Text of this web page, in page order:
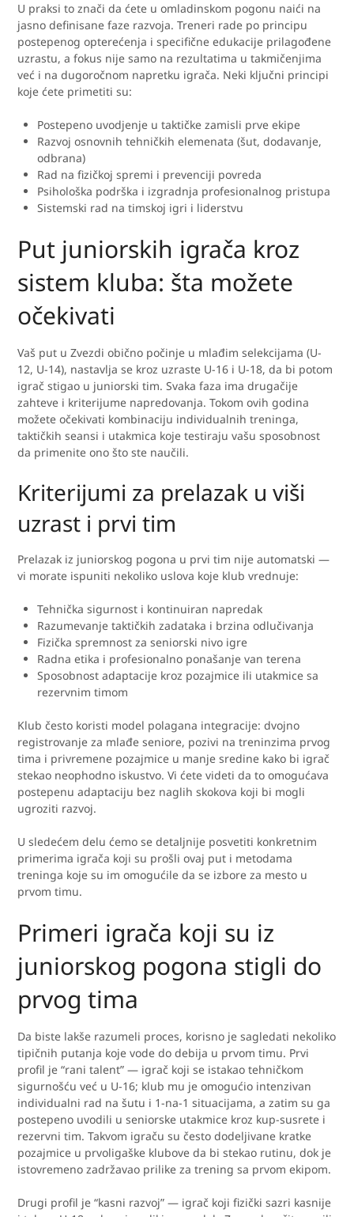
U praksi to znači da ćete u omladinskom pogonu naići na
jasno definisane faze razvoja. Treneri rade po principu
postepenog opterećenja i specifične edukacije prilagođene
uzrastu, a fokus nije samo na rezultatima u takmičenjima
već i na dugoročnom napretku igrača. Neki ključni principi
koje ćete primetiti su:
Postepeno uvodjenje u taktičke zamisli prve ekipe
Razvoj osnovnih tehničkih elemenata (šut, dodavanje,
odbrana)
Rad na fizičkoj spremi i prevenciji povreda
Psihološka podrška i izgradnja profesionalnog pristupa
Sistemski rad na timskoj igri i liderstvu
Put juniorskih igrača kroz
sistem kluba: šta možete
očekivati
Vaš put u Zvezdi obično počinje u mlađim selekcijama (U-
12, U-14), nastavlja se kroz uzraste U-16 i U-18, da bi potom
igrač stigao u juniorski tim. Svaka faza ima drugačije
zahteve i kriterijume napredovanja. Tokom ovih godina
možete očekivati kombinaciju individualnih treninga,
taktičkih seansi i utakmica koje testiraju vašu sposobnost
da primenite ono što ste naučili.
Kriterijumi za prelazak u viši
uzrast i prvi tim
Prelazak iz juniorskog pogona u prvi tim nije automatski —
vi morate ispuniti nekoliko uslova koje klub vrednuje:
Tehnička sigurnost i kontinuiran napredak
Razumevanje taktičkih zadataka i brzina odlučivanja
Fizička spremnost za seniorski nivo igre
Radna etika i profesionalno ponašanje van terena
Sposobnost adaptacije kroz pozajmice ili utakmice sa
rezervnim timom
Klub često koristi model polagana integracije: dvojno
registrovanje za mlađe seniore, pozivi na treninzima prvog
tima i privremene pozajmice u manje sredine kako bi igrač
stekao neophodno iskustvo. Vi ćete videti da to omogućava
postepenu adaptaciju bez naglih skokova koji bi mogli
ugroziti razvoj.
U sledećem delu ćemo se detaljnije posvetiti konkretnim
primerima igrača koji su prošli ovaj put i metodama
treninga koje su im omogućile da se izbore za mesto u
prvom timu.
Primeri igrača koji su iz
juniorskog pogona stigli do
prvog tima
Da biste lakše razumeli proces, korisno je sagledati nekoliko
tipičnih putanja koje vode do debija u prvom timu. Prvi
profil je “rani talent” — igrač koji se istakao tehničkom
sigurnošću već u U-16; klub mu je omogućio intenzivan
individualni rad na šutu i 1-na-1 situacijama, a zatim su ga
postepeno uvodili u seniorske utakmice kroz kup-susrete i
rezervni tim. Takvom igraču su često dodeljivane kratke
pozajmice u prvoligaške klubove da bi stekao rutinu, dok je
istovremeno zadržavao prilike za trening sa prvom ekipom.
Drugi profil je “kasni razvoj” — igrač koji fizički sazri kasnije